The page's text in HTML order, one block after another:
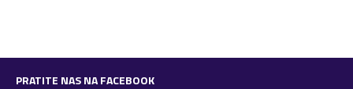
PRATITE NAS NA FACEBOOK